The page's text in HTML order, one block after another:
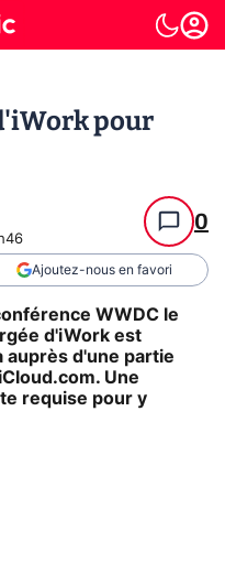
pour
0
Ajoutez-nous en favori
WWDC le
d'iWork est
auprès d'une partie
Une
requise pour y